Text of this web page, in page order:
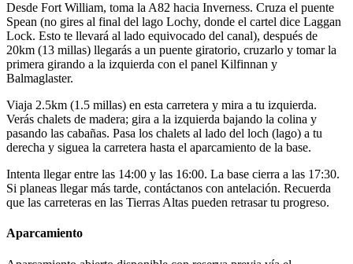
Desde Fort William, toma la A82 hacia Inverness. Cruza el puente
Spean (no gires al final del lago Lochy, donde el cartel dice Laggan
Lock. Esto te llevará al lado equivocado del canal), después de
20km (13 millas) llegarás a un puente giratorio, cruzarlo y tomar la
primera girando a la izquierda con el panel Kilfinnan y
Balmaglaster.
Viaja 2.5km (1.5 millas) en esta carretera y mira a tu izquierda.
Verás chalets de madera; gira a la izquierda bajando la colina y
pasando las cabañas. Pasa los chalets al lado del loch (lago) a tu
derecha y siguea la carretera hasta el aparcamiento de la base.
Intenta llegar entre las 14:00 y las 16:00. La base cierra a las 17:30.
Si planeas llegar más tarde, contáctanos con antelación. Recuerda
que las carreteras en las Tierras Altas pueden retrasar tu progreso.
Aparcamiento